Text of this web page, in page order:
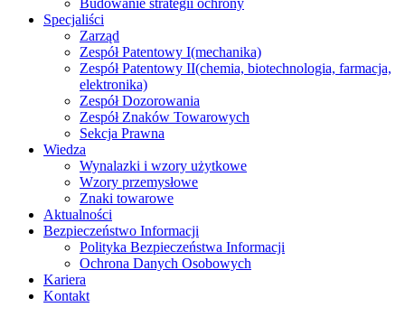
Budowanie strategii ochrony
Specjaliści
Zarząd
Zespół Patentowy I(mechanika)
Zespół Patentowy II(chemia, biotechnologia, farmacja,
elektronika)
Zespół Dozorowania
Zespół Znaków Towarowych
Sekcja Prawna
Wiedza
Wynalazki i wzory użytkowe
Wzory przemysłowe
Znaki towarowe
Aktualności
Bezpieczeństwo Informacji
Polityka Bezpieczeństwa Informacji
Ochrona Danych Osobowych
Kariera
Kontakt